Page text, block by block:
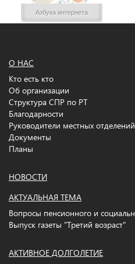
Азбука интернета
О НАС
Кто есть кто
Об организации
Структура СПР по РТ
Благодарности
Руководители местных
Документы
Планы
НОВОСТИ
АКТУАЛЬНАЯ ТЕМА
Вопросы пенсионного и
Выпуск газеты "Третий возраст"
АКТИВНОЕ ДОЛГОЛЕТИЕ